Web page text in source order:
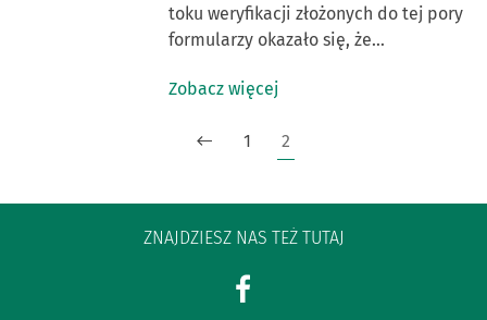
toku weryfikacji złożonych do tej pory
formularzy okazało się, że…
Zobacz więcej
1 2
ZNAJDZIESZ NAS TEŻ TUTAJ